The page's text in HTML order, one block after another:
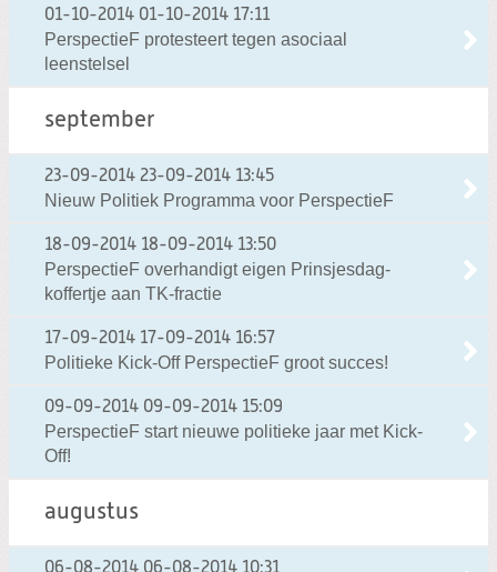
01-10-2014 01-10-2014 17:11
PerspectieF protesteert tegen asociaal
leenstelsel
september
23-09-2014 23-09-2014 13:45
Nieuw Politiek Programma voor PerspectieF
18-09-2014 18-09-2014 13:50
PerspectieF overhandigt eigen Prinsjesdag-
koffertje aan TK-fractie
17-09-2014 17-09-2014 16:57
Politieke Kick-Off PerspectieF groot succes!
09-09-2014 09-09-2014 15:09
PerspectieF start nieuwe politieke jaar met Kick-
Off!
augustus